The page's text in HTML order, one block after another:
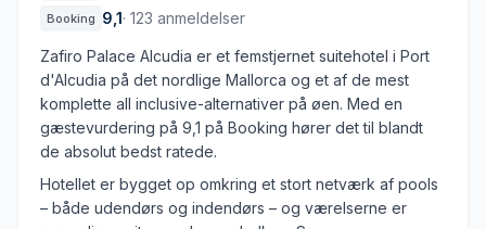
Booking 9,1· 123 anmeldelser
Zafiro Palace Alcudia er et femstjernet suitehotel i Port
d'Alcudia på det nordlige Mallorca og et af de mest
komplette all inclusive-alternativer på øen. Med en
gæstevurdering på 9,1 på Booking hører det til blandt
de absolut bedst ratede.
Hotellet er bygget op omkring et stort netværk af pools
– både udendørs og indendørs – og værelserne er